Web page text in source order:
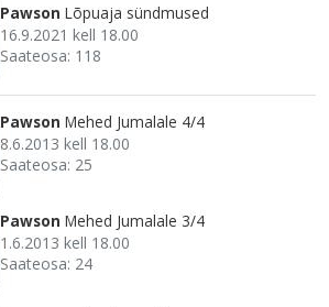
Pawson Lõpuaja sündmused
16.9.2021 kell 18.00
Saateosa: 118
Pawson Mehed Jumalale 4/4
8.6.2013 kell 18.00
Saateosa: 25
Pawson Mehed Jumalale 3/4
1.6.2013 kell 18.00
Saateosa: 24